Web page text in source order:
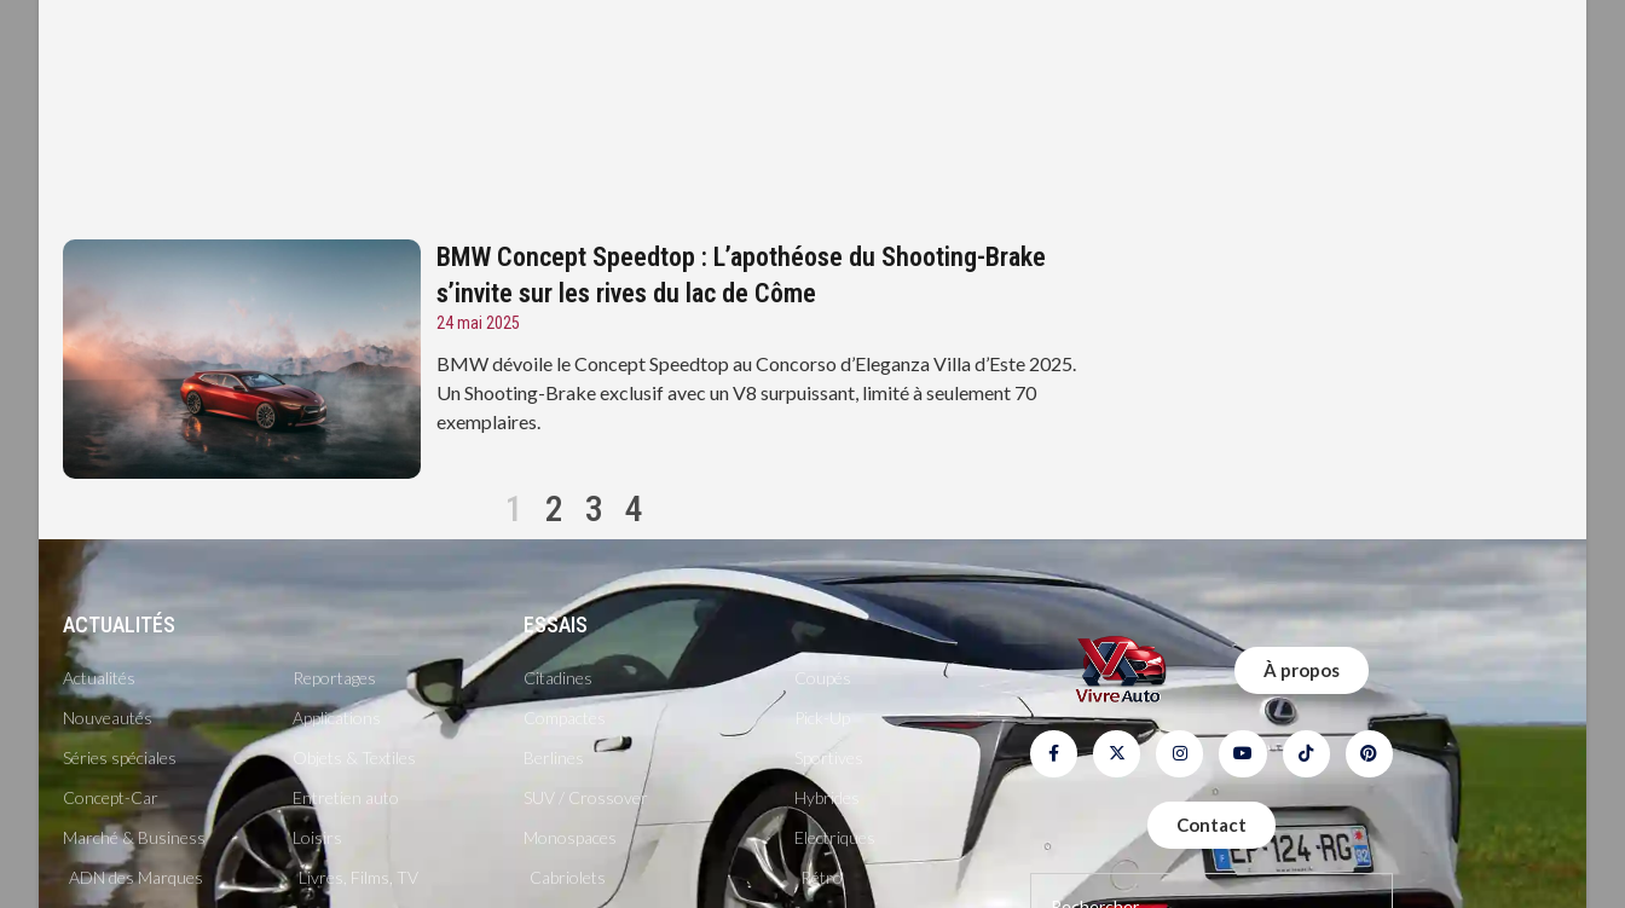
BMW Concept Speedtop : L’apothéose du Shooting-Brake
s’invite sur les rives du lac de Côme
24 mai 2025
BMW dévoile le Concept Speedtop au Concorso d’Eleganza Villa d’Este 2025.
Un Shooting-Brake exclusif avec un V8 surpuissant, limité à seulement 70
exemplaires.
1 2 3 4
ACTUALITÉS
Actualités
Nouveautés
Séries spéciales
Concept-Car
Marché & Business
ADN des Marques
Reportages
Applications
Objets & Textiles
Entretien auto
Loisirs
Livres, Films, TV
ESSAIS
Citadines
Compactes
Berlines
SUV / Crossover
Monospaces
Cabriolets
-
Coupés
Pick-Up
Sportives
Hybrides
Electriques
Rétro
À propos
Contact